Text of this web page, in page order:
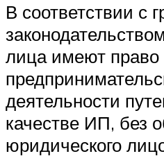
В соответствии с
лица имеют право
деятельности
качестве ИП, без
юридического